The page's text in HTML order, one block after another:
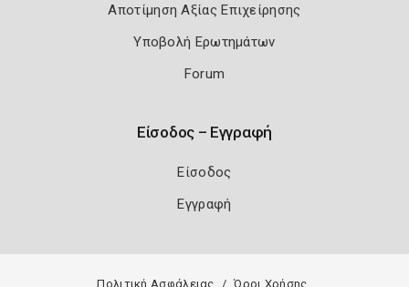
Αποτίμηση Αξίας Επιχείρησης
Υποβολή Ερωτημάτων
Forum
Είσοδος – Εγγραφή
Είσοδος
Εγγραφή
Πολιτική Ασφάλειας Όροι Χρήσης